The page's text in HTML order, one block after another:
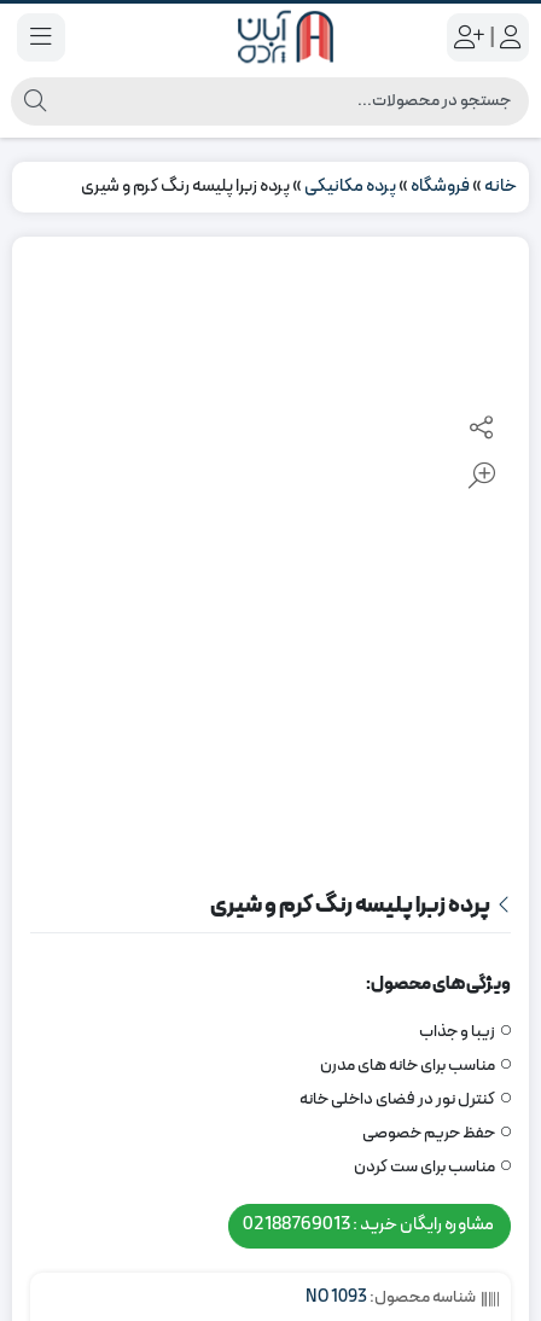
|
خانه»فروشگاه»پرده مکانیکی»پرده زبرا پلیسه رنگ کرم و شیری
پرده زبرا پلیسه رنگ کرم و شیری
ویژگی های محصول:
زیبا و جذاب
مناسب برای خانه های مدرن
کنترل نور در فضای داخلی خانه
حفظ حریم خصوصی
مناسب برای ست کردن
مشاوره رایگان خرید : 02188769013
شناسه محصول:NO 1093